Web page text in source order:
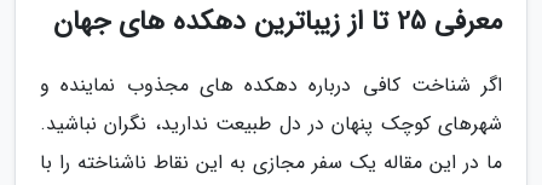
معرفی 25 تا از زیباترین دهکده های جهان
اگر شناخت کافی درباره دهکده های مجذوب نماینده و
شهرهای کوچک پنهان در دل طبیعت ندارید، نگران نباشید.
ما در این مقاله یک سفر مجازی به این نقاط ناشناخته را با